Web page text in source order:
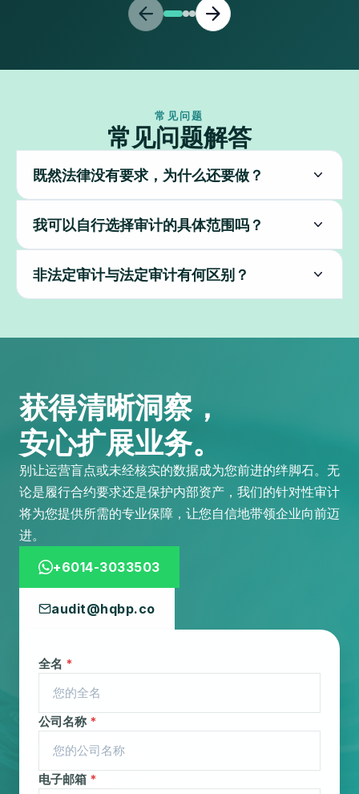
常见问题
常见问题解答
既然法律没有要求，为什么还要做？
我可以自行选择审计的具体范围吗？
非法定审计与法定审计有何区别？
获得清晰洞察，
安心扩展业务。
别让运营盲点或未经核实的数据成为您前进的绊脚石。无
论是履行合约要求还是保护内部资产，我们的针对性审计
将为您提供所需的专业保障，让您自信地带领企业向前迈
进。
+6014-3033503
audit@hqbp.co
全名 *
公司名称 *
电子邮箱 *